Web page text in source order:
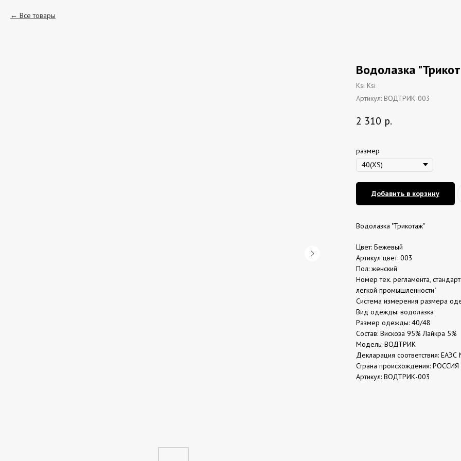
Все товары
Водолазка
Ksi Ksi
Артикул: ВОДТРИК-003
2 310 р.
размер
Добавить в корзину
Водолазка "Трикотаж"
Цвет: Бежевый
Артикул цвет: 003
Пол: женский
Номер тех. регламента,
легкой промышленности"
Система измерения размера
Вид одежды: водолазка
Размер одежды: 40/48
Состав: Вискоза 95% Лайкра 5%
Модель: ВОДТРИК
Декларация соответствия:
Страна происхождения: РОССИЯ
Артикул: ВОДТРИК-003